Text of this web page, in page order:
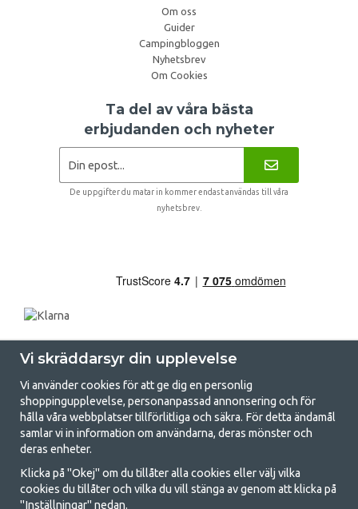
Om oss
Guider
Campingbloggen
Nyhetsbrev
Om Cookies
Ta del av våra bästa
erbjudanden och nyheter
De uppgifter du matar in kommer endast användas till våra
nyhetsbrev.
GetCamping.se - Din butik för camping
och uteliv
Att campa kan antingen vara en livsstil eller ett sätt att samla familjen
Vi skräddarsyr din upplevelse
Vi använder cookies för att ge dig en personlig
shoppingupplevelse, personanpassad annonsering och för
hålla våra webbplatser tillförlitliga och säkra. För detta ändamål
samlar vi in information om användarna, deras mönster och
deras enheter.
Klicka på "Okej" om du tillåter alla cookies eller välj vilka
cookies du tillåter och vilka du vill stänga av genom att klicka på
"Inställningar" nedan.